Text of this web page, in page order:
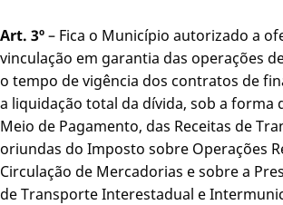
Art. 3º– Fica o Município autorizado a
vinculação em garantia das operações
o tempo de vigência dos contratos de
a liquidação total da dívida, sob a forma
Meio de Pagamento, das Receitas de
oriundas do Imposto sobre Operações
Circulação de Mercadorias e sobre a
de Transporte Interestadual e